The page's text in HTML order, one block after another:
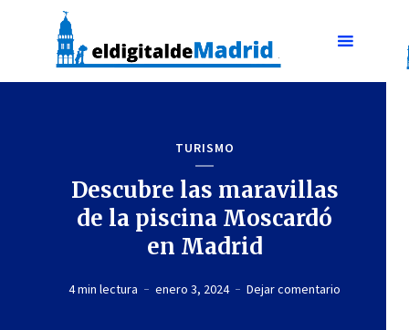
TURISMO
Descubre las maravillas
de la piscina Moscardó
en Madrid
4 min lectura enero 3, 2024 Dejar comentario